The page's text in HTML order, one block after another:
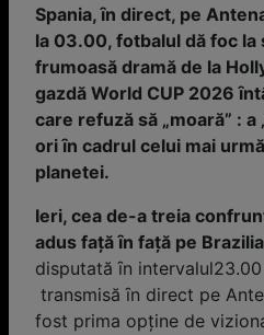
Spania, ȋn direct, pe
la 03.00, fotbalul dă foc la
frumoasă dramă de la
gazdă World CUP 2026
care refuză să „moară” : a
ori ȋn cadrul celui mai
planetei.
Ieri, cea de-a treia
adus faţă ȋn faţă pe
disputată ȋn intervalul23.00
transmisă ȋn direct pe
fost prima opţine de